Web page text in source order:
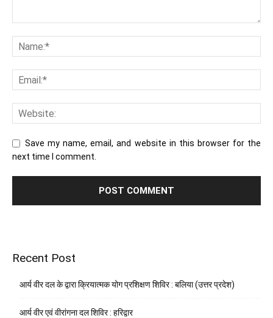
Save my name, email, and website in this browser for the
next time I comment.
Recent Post
आर्य वीर दल के द्वारा क्रियात्मक योग प्रशिक्षण शिविर : बलिया (उत्तर प्रदेश)
आर्य वीर एवं वीरांगना दल शिविर : हरिद्वार